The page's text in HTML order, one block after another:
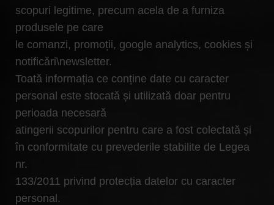
scopuri legitime, precum acela de a furniza
produsele pe care
le comanzi, promoții, google analytics, cookies și
notificări\newsletter.
Toată informația ce conține date cu caracter
personal este stocată și utilizată doar pentru
perioada necesară
atingerii scopurilor pentru care a fost colectată și
în conformitate cu prevederile stabilite de Legea
nr.
133/2011 privind protecția datelor cu caracter
personal.